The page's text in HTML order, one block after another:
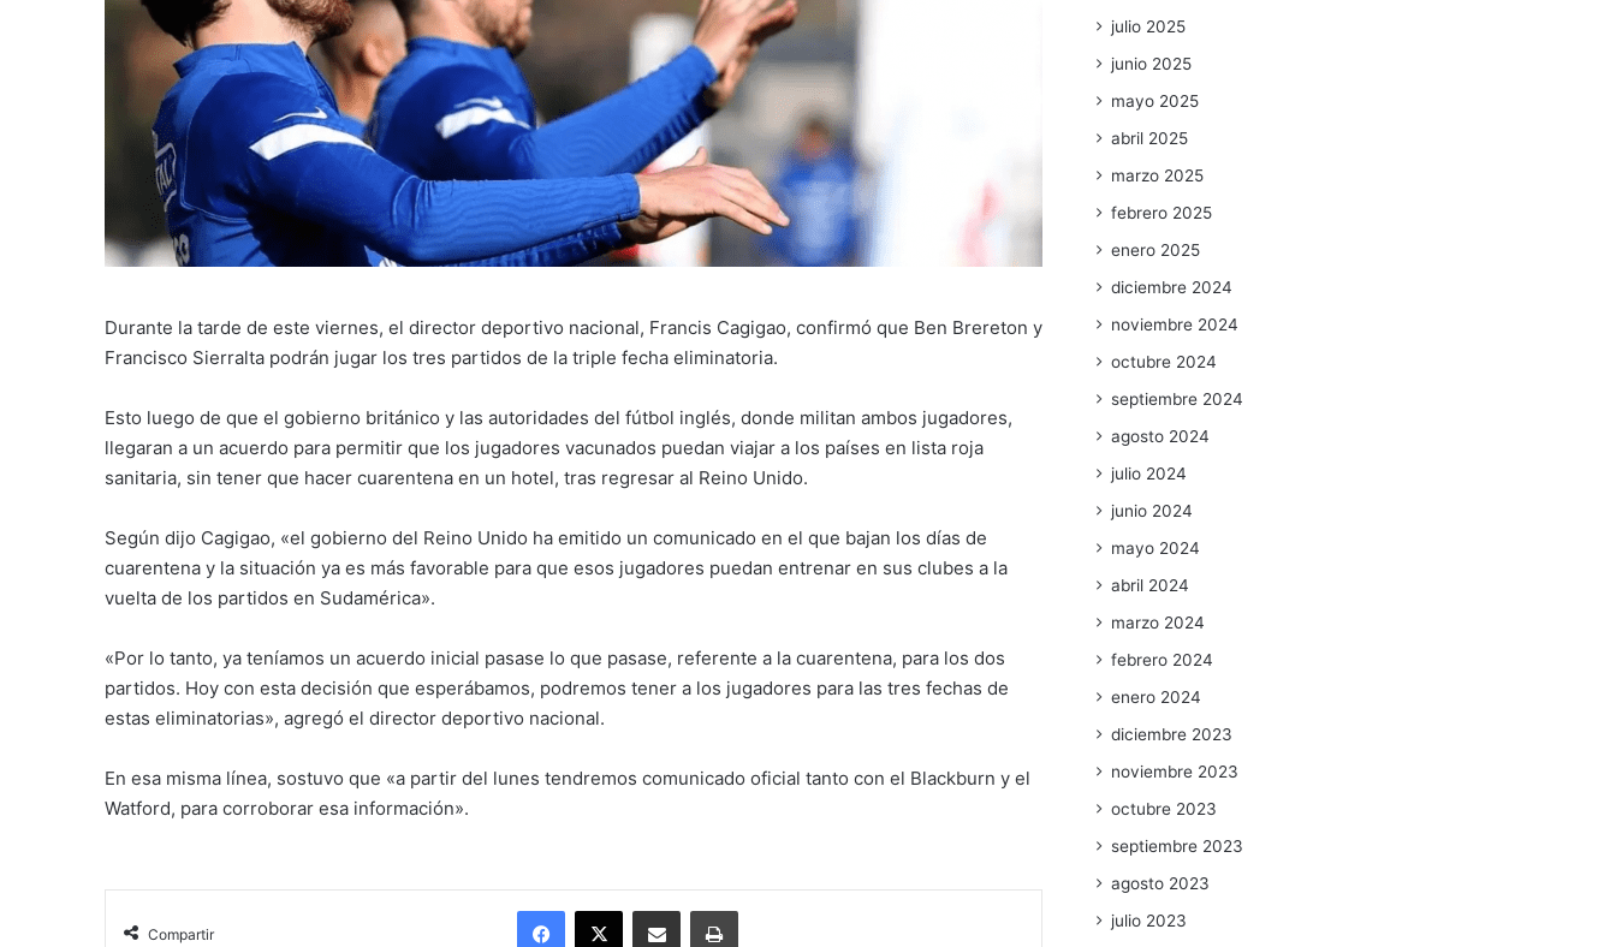
Durante la tarde de este viernes, el director deportivo nacional, Francis Cagigao, confirmó que Ben Brereton y
Francisco Sierralta podrán jugar los tres partidos de la triple fecha eliminatoria.
Esto luego de que el gobierno británico y las autoridades del fútbol inglés, donde militan ambos jugadores,
llegaran a un acuerdo para permitir que los jugadores vacunados puedan viajar a los países en lista roja
sanitaria, sin tener que hacer cuarentena en un hotel, tras regresar al Reino Unido.
Según dijo Cagigao, «el gobierno del Reino Unido ha emitido un comunicado en el que bajan los días de
cuarentena y la situación ya es más favorable para que esos jugadores puedan entrenar en sus clubes a la
vuelta de los partidos en Sudamérica».
«Por lo tanto, ya teníamos un acuerdo inicial pasase lo que pasase, referente a la cuarentena, para los dos
partidos. Hoy con esta decisión que esperábamos, podremos tener a los jugadores para las tres fechas de
estas eliminatorias», agregó el director deportivo nacional.
En esa misma línea, sostuvo que «a partir del lunes tendremos comunicado oficial tanto con el Blackburn y el
Watford, para corroborar esa información».
Compartir
Facebook
X Enviar vía email Imprimir
julio 2025
junio 2025
mayo 2025
abril 2025
marzo 2025
febrero 2025
enero 2025
diciembre 2024
noviembre 2024
octubre 2024
septiembre 2024
agosto 2024
julio 2024
junio 2024
mayo 2024
abril 2024
marzo 2024
febrero 2024
enero 2024
diciembre 2023
noviembre 2023
octubre 2023
septiembre 2023
agosto 2023
julio 2023